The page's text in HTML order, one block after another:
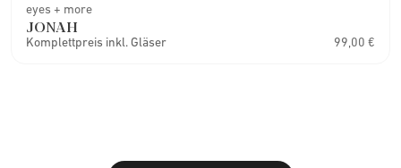
eyes + more
JONAH
Komplettpreis inkl. Gläser 99,00 €